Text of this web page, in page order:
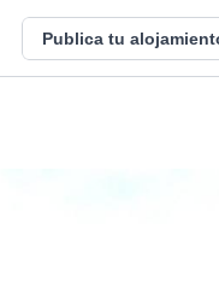
Publica tu